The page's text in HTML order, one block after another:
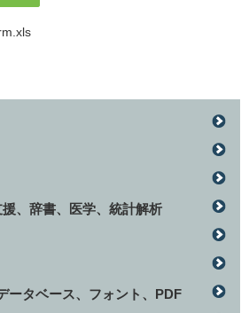
、辞書、医学、統計解析
ータベース、フォント、PDF